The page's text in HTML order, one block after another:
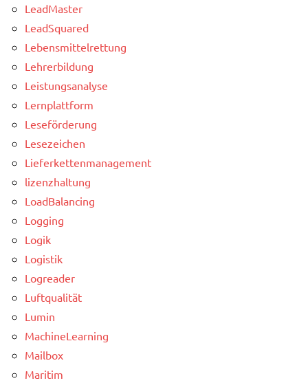
LeadMaster
LeadSquared
Lebensmittelrettung
Lehrerbildung
Leistungsanalyse
Lernplattform
Leseförderung
Lesezeichen
Lieferkettenmanagement
lizenzhaltung
LoadBalancing
Logging
Logik
Logistik
Logreader
Luftqualität
Lumin
MachineLearning
Mailbox
Maritim